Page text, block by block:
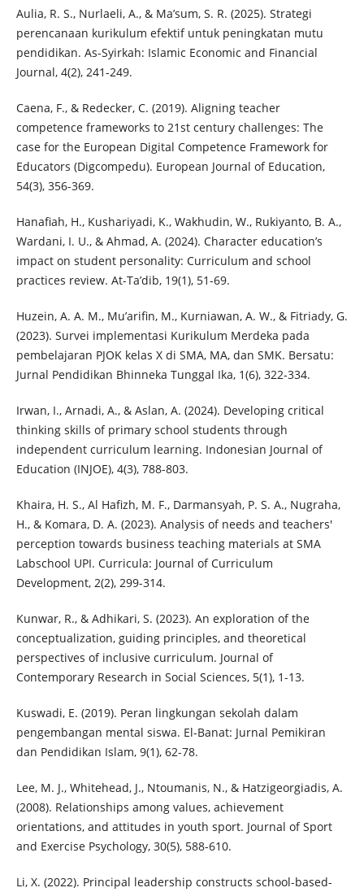
Aulia, R. S., Nurlaeli, A., & Ma’sum, S. R. (2025). Strategi
perencanaan kurikulum efektif untuk peningkatan mutu
pendidikan. As-Syirkah: Islamic Economic and Financial
Journal, 4(2), 241-249.
Caena, F., & Redecker, C. (2019). Aligning teacher
competence frameworks to 21st century challenges: The
case for the European Digital Competence Framework for
Educators (Digcompedu). European Journal of Education,
54(3), 356-369.
Hanafiah, H., Kushariyadi, K., Wakhudin, W., Rukiyanto, B. A.,
Wardani, I. U., & Ahmad, A. (2024). Character education’s
impact on student personality: Curriculum and school
practices review. At-Ta’dib, 19(1), 51-69.
Huzein, A. A. M., Mu’arifin, M., Kurniawan, A. W., & Fitriady, G.
(2023). Survei implementasi Kurikulum Merdeka pada
pembelajaran PJOK kelas X di SMA, MA, dan SMK. Bersatu:
Jurnal Pendidikan Bhinneka Tunggal Ika, 1(6), 322-334.
Irwan, I., Arnadi, A., & Aslan, A. (2024). Developing critical
thinking skills of primary school students through
independent curriculum learning. Indonesian Journal of
Education (INJOE), 4(3), 788-803.
Khaira, H. S., Al Hafizh, M. F., Darmansyah, P. S. A., Nugraha,
H., & Komara, D. A. (2023). Analysis of needs and teachers'
perception towards business teaching materials at SMA
Labschool UPI. Curricula: Journal of Curriculum
Development, 2(2), 299-314.
Kunwar, R., & Adhikari, S. (2023). An exploration of the
conceptualization, guiding principles, and theoretical
perspectives of inclusive curriculum. Journal of
Contemporary Research in Social Sciences, 5(1), 1-13.
Kuswadi, E. (2019). Peran lingkungan sekolah dalam
pengembangan mental siswa. El-Banat: Jurnal Pemikiran
dan Pendidikan Islam, 9(1), 62-78.
Lee, M. J., Whitehead, J., Ntoumanis, N., & Hatzigeorgiadis, A.
(2008). Relationships among values, achievement
orientations, and attitudes in youth sport. Journal of Sport
and Exercise Psychology, 30(5), 588-610.
Li, X. (2022). Principal leadership constructs school-based-